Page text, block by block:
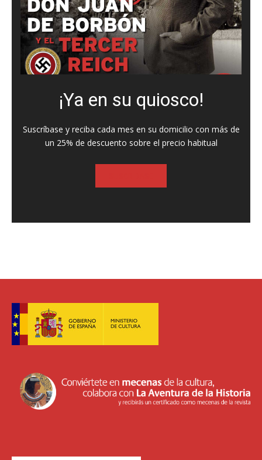
¡Ya en su quiosco!
Suscríbase y reciba cada mes en su domicilio con más de
un 25% de descuento sobre el precio habitual